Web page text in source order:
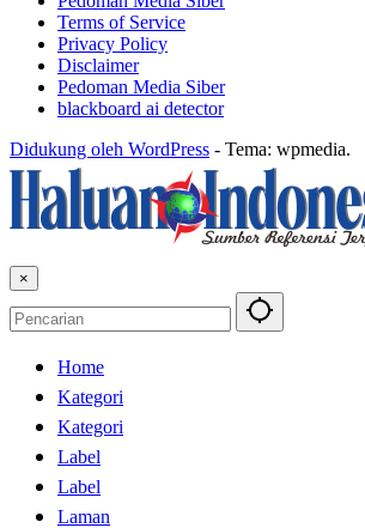
Terms of Service
Privacy Policy
Disclaimer
Pedoman Media Siber
blackboard ai detector
Didukung oleh WordPress - Tema: wpmedia.
×
Home
Kategori
Kategori
Label
Label
Laman